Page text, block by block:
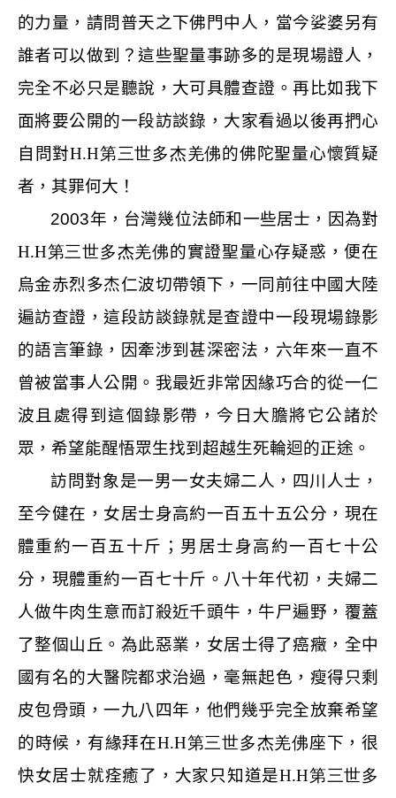
的力量，請問普天之下佛門中人，當今娑婆另有
誰者可以做到？這些聖量事跡多的是現場證人，
完全不必只是聽說，大可具體查證。再比如我下
面將要公開的一段訪談錄，大家看過以後再捫心
自問對H.H第三世多杰羌佛的佛陀聖量心懷質疑
者，其罪何大！
2003年，台灣幾位法師和一些居士，因為對
H.H第三世多杰羌佛的實證聖量心存疑惑，便在
烏金赤烈多杰仁波切帶領下，一同前往中國大陸
遍訪查證，這段訪談錄就是查證中一段現場錄影
的語言筆錄，因牽涉到甚深密法，六年來一直不
曾被當事人公開。我最近非常因緣巧合的從一仁
波且處得到這個錄影帶，今日大膽將它公諸於
眾，希望能醒悟眾生找到超越生死輪迴的正途。
訪問對象是一男一女夫婦二人，四川人士，
至今健在，女居士身高約一百五十五公分，現在
體重約一百五十斤；男居士身高約一百七十公
分，現體重約一百七十斤。八十年代初，夫婦二
人做牛肉生意而訂殺近千頭牛，牛尸遍野，覆蓋
了整個山丘。為此惡業，女居士得了癌癥，全中
國有名的大醫院都求治過，毫無起色，瘦得只剩
皮包骨頭，一九八四年，他們幾乎完全放棄希望
的時候，有緣拜在H.H第三世多杰羌佛座下，很
快女居士就痊癒了，大家只知道是H.H第三世多